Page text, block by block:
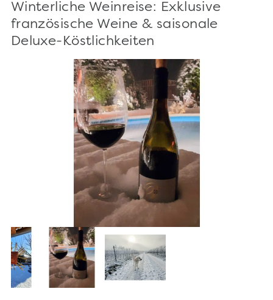
Winterliche Weinreise: Exklusive
französische Weine & saisonale
Deluxe-Köstlichkeiten